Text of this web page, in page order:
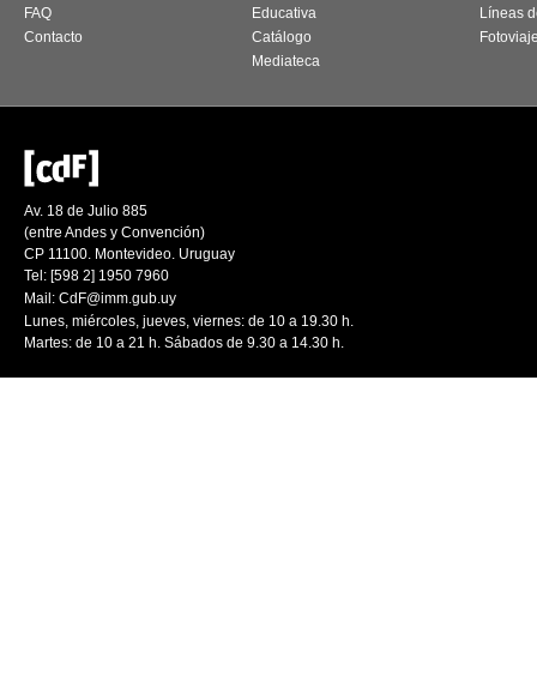
FAQ
Contacto
Educativa
Catálogo
Mediateca
Líneas
Av. 18 de Julio 885
(entre Andes y Convención)
CP 11100. Montevideo. Uruguay
Tel: [598 2] 1950 7960
Mail: CdF@imm.gub.uy
Lunes, miércoles, jueves, viernes: de 10 a 19.30 h.
Martes: de 10 a 21 h. Sábados de 9.30 a 14.30 h.